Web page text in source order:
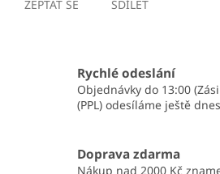
ZEPTAT SE SDÍLET
Rychlé odeslání
Objednávky do 13:00
(PPL) odesíláme ještě dnes
Doprava zdarma
Nákup nad 2000 Kč